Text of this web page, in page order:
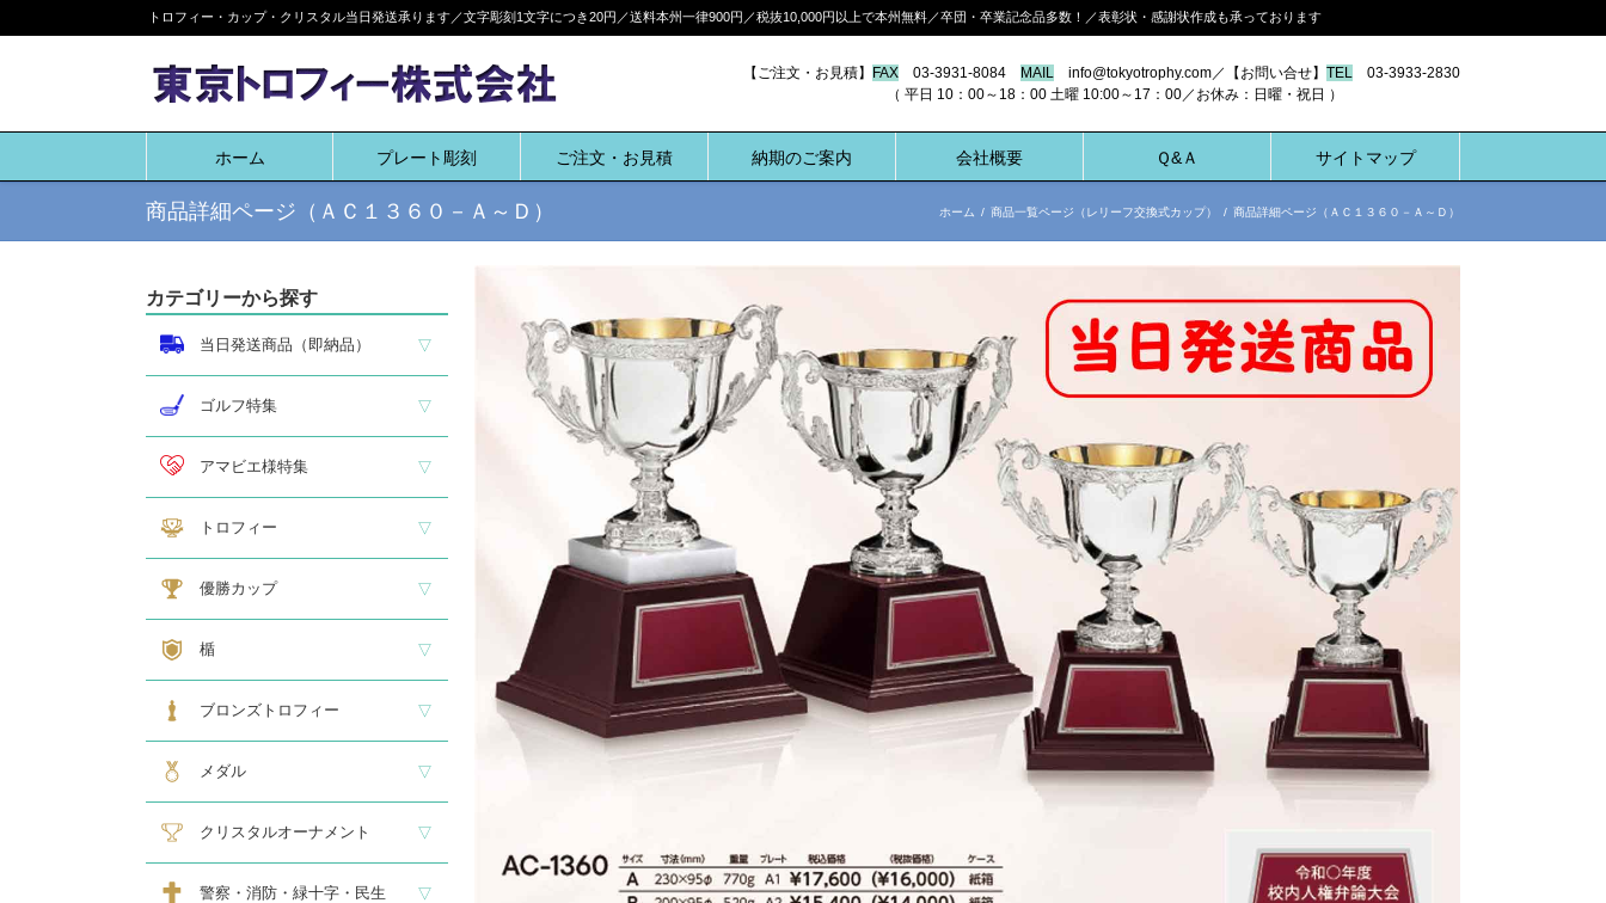
to
トロフィー・カップ・クリスタル当日発送承ります／文字彫刻1文字につき20円／送料本州一律900円／税抜10,000円以上で本州無料／卒団・卒業記念品多数！／表彰状・感謝状作成も承っております
【ご注文・お見積】 FAX 03-3931-8084 MAIL info@tokyotrophy.com／【お問い合せ】 TEL 03-3933-2830
（ 平日 10：00～18：00 土曜 10:00～17：00／お休み：日曜・祝日 ）
ホーム プレート彫刻 ご注文・お見積 納期のご案内 会社概要 Ｑ&Ａ サイトマップ
商品詳細ページ（ＡＣ１３６０－Ａ～Ｄ） ホーム / 商品一覧ページ（レリーフ交換式カップ） / 商品詳細ページ（ＡＣ１３６０－Ａ～Ｄ）
カテゴリーから探す
当日発送商品（即納品）
即納品 トロフィー
即納品 優勝カップ
即納品 クリスタル
即納品 特価品
ゴルフ特集
ホールインワン
ゴルフ専用カップ
ゴルフ専用ブロンズ
ゴルフ専用クリスタル
アマビエ様特集
アマビエ木札
アマビエボールチェーンキーホルダー
アマビエトロフィー
トロフィー
大型トロフィー
中型トロフィー１
中型トロフィー２
小型トロフィー
メダル交換式トロフィー
ペナント優勝カップ
大型・高級カップ
レリーフ交換式カップ
スタンダードカップ
デザインカップ
ゴルフ専用カップ
オニックスカップ
ガラスカップ
カラーカップ
ゴールドカップ
プラスチックカップ
ペナント
楯
スタンダード楯１
スタンダード楯２
スタンダード楯３
ゴルフ・野球・サッカー
その他スポーツ、文化系専用楯
メダル・レリーフ交換式楯
ハローキティ楯
ブロンズトロフィー
スタンダードブロンズ
各種専用ブロンズ
ゴルフ専用ブロンズ
メダル・レリーフ交換式ブロンズ
ハローキティブロンズ
メダル
スタンダードメダル
大きなメダル(70mmφ～)
レリーフ式勲章型メダル
オリジナルメダル
メダルケース
クリスタルオーナメント
スタンダードクリスタル１
スタンダードクリスタル２
ゴルフ専用クリスタル
警察・消防・緑十字・民生